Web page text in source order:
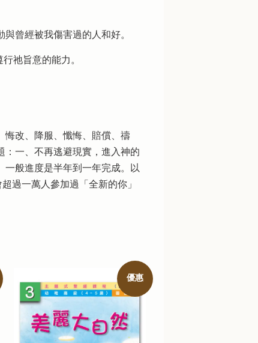
曾經被我傷害過的人和好。
祂旨意的能力。
悔改、降服、懺悔、賠償、禱
一、不再逃避現實，進入神的
一般進度是半年到一年完成。以
過一萬人參加過「全新的你」
優惠